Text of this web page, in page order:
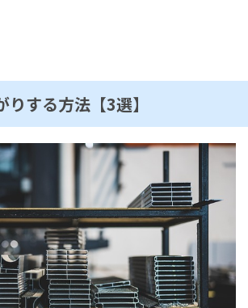
する方法【3選】